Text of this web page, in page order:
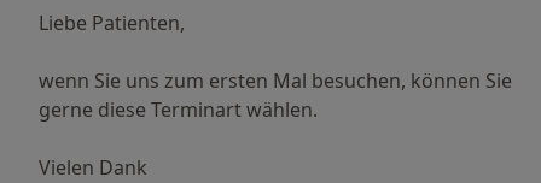
Liebe Patienten,
wenn Sie uns zum ersten Mal besuchen, können Sie
gerne diese Terminart wählen.
Vielen Dank